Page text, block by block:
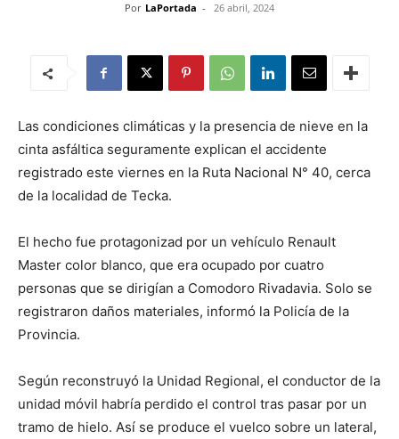
Por LaPortada - 26 abril, 2024
Las condiciones climáticas y la presencia de nieve en la
cinta asfáltica seguramente explican el accidente
registrado este viernes en la Ruta Nacional N° 40, cerca
de la localidad de Tecka.
El hecho fue protagonizad por un vehículo Renault
Master color blanco, que era ocupado por cuatro
personas que se dirigían a Comodoro Rivadavia. Solo se
registraron daños materiales, informó la Policía de la
Provincia.
Según reconstruyó la Unidad Regional, el conductor de la
unidad móvil habría perdido el control tras pasar por un
tramo de hielo. Así se produce el vuelco sobre un lateral,